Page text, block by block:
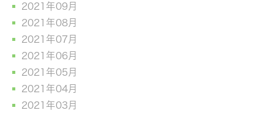
2021年09月
2021年08月
2021年07月
2021年06月
2021年05月
2021年04月
2021年03月